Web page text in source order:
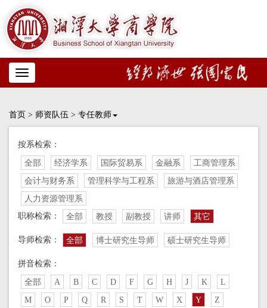
Toggle
navigation
首页 > 师资队伍 > 专任教师
按系检索：
全部 经济学系 国际贸易系 金融系
工商管理系
会计与财务系
管理科学与工程系
旅游与酒店管理系
人力资源管理系
职称检索：
全部 教授 副教授 讲师 其它
导师检索： 全部 博士研究生导师 硕士研究生导师
拼音检索：
全部 A B C D F G H J K
L
M
O P Q R S T W X Y Z